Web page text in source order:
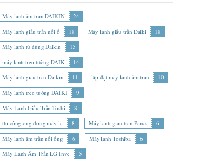
Máy lạnh âm trần DAIKIN
24
Máy lạnh giấu trần nối ố
18 Máy lạnh giấu trần Daiki
18
Máy lạnh tủ đứng Daikin
15
máy lạnh treo tường DAIK
14
Máy lạnh giấu trần Daikin
11 lắp đặt máy lạnh âm trần
10
Máy lạnh treo tường DAIKI
9
Máy Lạnh Giấu Trần Toshi
8
thi công ống đồng máy lạ
8 Máy lạnh giấu trần Panas
6
Máy lạnh âm trần nối ống
6 Máy lạnh Toshiba
6
Máy Lạnh Âm Trần LG Inve
5